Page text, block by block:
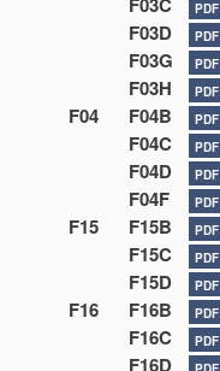
PDF
F03D PDF
F03G PDF
F03H PDF
F04 F04B PDF
F04C PDF
F04D PDF
F04F PDF
F15 F15B PDF
F15C PDF
F15D PDF
F16 F16B PDF
F16C PDF
F16D